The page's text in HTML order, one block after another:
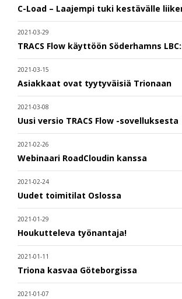
C-Load – Laajempi tuki kestävälle
2021-03-29
TRACS Flow käyttöön Söderhamns
2021-03-15
Asiakkaat ovat tyytyväisiä Trionaan
2021-03-08
Uusi versio TRACS Flow -sovelluksesta
2021-02-26
Webinaari RoadCloudin kanssa
2021-02-24
Uudet toimitilat Oslossa
2021-01-29
Houkutteleva työnantaja!
2021-01-11
Triona kasvaa Göteborgissa
2021-01-07